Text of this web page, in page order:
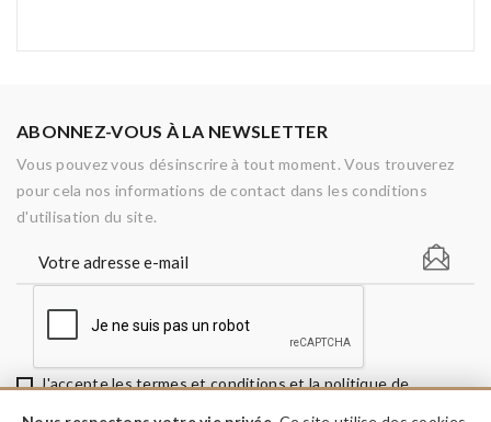
ABONNEZ-VOUS À LA NEWSLETTER
Vous pouvez vous désinscrire à tout moment. Vous trouverez
pour cela nos informations de contact dans les conditions
d'utilisation du site.
J'accepte les termes et conditions et la politique de